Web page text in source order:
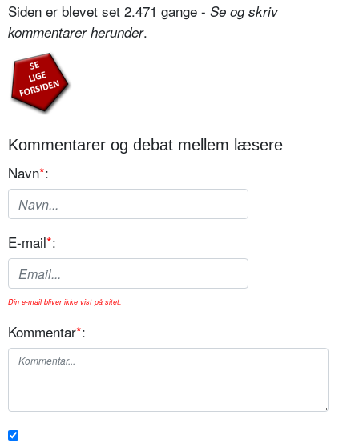
Siden er blevet set 2.471 gange - Se og skriv
kommentarer herunder.
Kommentarer og debat mellem læsere
Navn*:
E-mail*:
Din e-mail bliver ikke vist på sitet.
Kommentar*: